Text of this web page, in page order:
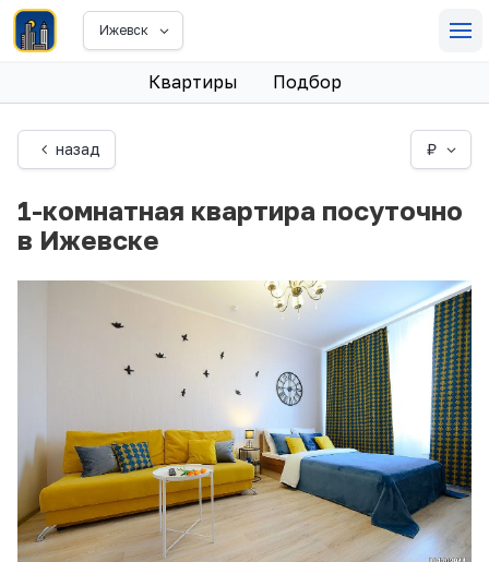
Ижевск
Квартиры Подбор
назад ₽
1-комнатная квартира посуточно
в Ижевске